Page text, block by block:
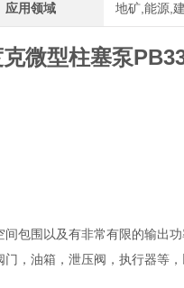
应用领域 地矿,能源,
微型柱塞泵
包围以及有非常有限的输出
，油箱，泄压阀，执行器等，